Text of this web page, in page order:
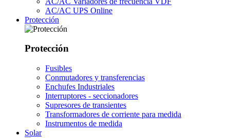
AC/AC UPS Online
Protección
Protección
Fusibles
Conmutadores y transferencias
Enchufes Industriales
Interruptores - seccionadores
Supresores de transientes
Transformadores de corriente para medida
Instrumentos de medida
Solar